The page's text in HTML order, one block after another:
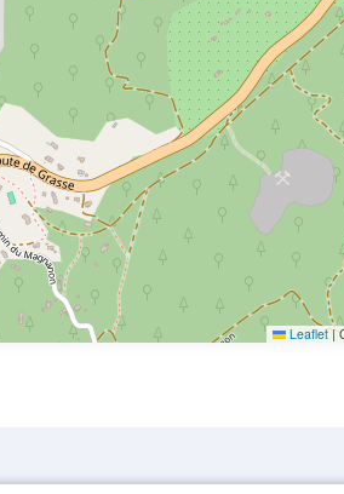
Leaflet |